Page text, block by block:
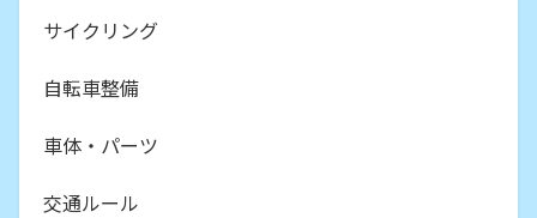
サイクリング
自転車整備
車体・パーツ
交通ルール